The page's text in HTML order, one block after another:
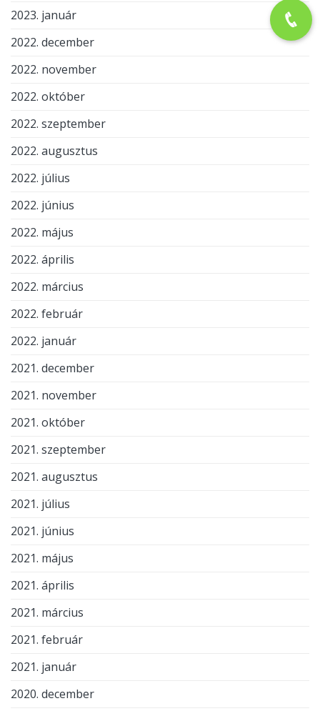
2023. január
2022. december
2022. november
2022. október
2022. szeptember
2022. augusztus
2022. július
2022. június
2022. május
2022. április
2022. március
2022. február
2022. január
2021. december
2021. november
2021. október
2021. szeptember
2021. augusztus
2021. július
2021. június
2021. május
2021. április
2021. március
2021. február
2021. január
2020. december